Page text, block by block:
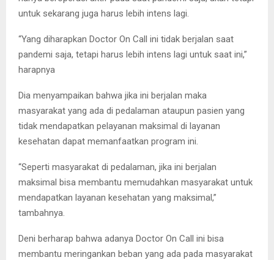
untuk sekarang juga harus lebih intens lagi.
“Yang diharapkan Doctor On Call ini tidak berjalan saat
pandemi saja, tetapi harus lebih intens lagi untuk saat ini,”
harapnya
Dia menyampaikan bahwa jika ini berjalan maka
masyarakat yang ada di pedalaman ataupun pasien yang
tidak mendapatkan pelayanan maksimal di layanan
kesehatan dapat memanfaatkan program ini.
“Seperti masyarakat di pedalaman, jika ini berjalan
maksimal bisa membantu memudahkan masyarakat untuk
mendapatkan layanan kesehatan yang maksimal,”
tambahnya.
Deni berharap bahwa adanya Doctor On Call ini bisa
membantu meringankan beban yang ada pada masyarakat